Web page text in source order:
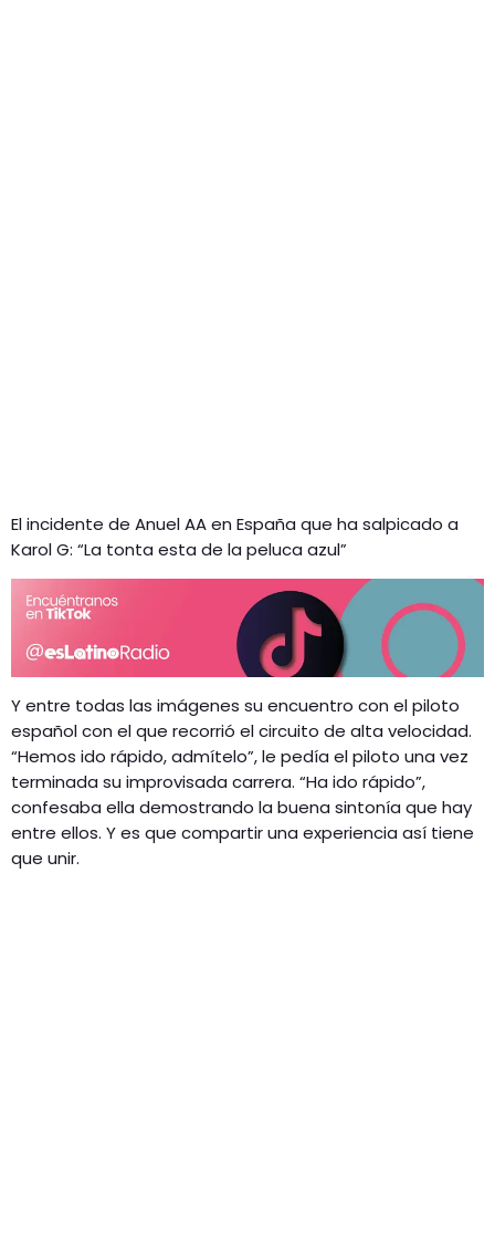
El incidente de Anuel AA en España que ha salpicado a
Karol G: “La tonta esta de la peluca azul”
Y entre todas las imágenes su encuentro con el piloto
español con el que recorrió el circuito de alta velocidad.
“Hemos ido rápido, admítelo”, le pedía el piloto una vez
terminada su improvisada carrera. “Ha ido rápido”,
confesaba ella demostrando la buena sintonía que hay
entre ellos. Y es que compartir una experiencia así tiene
que unir.